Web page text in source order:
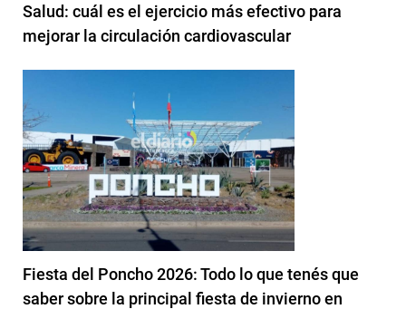
Salud: cuál es el ejercicio más efectivo para
mejorar la circulación cardiovascular
Fiesta del Poncho 2026: Todo lo que tenés que
saber sobre la principal fiesta de invierno en